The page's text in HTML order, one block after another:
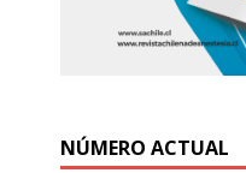
NÚMERO ACTUAL